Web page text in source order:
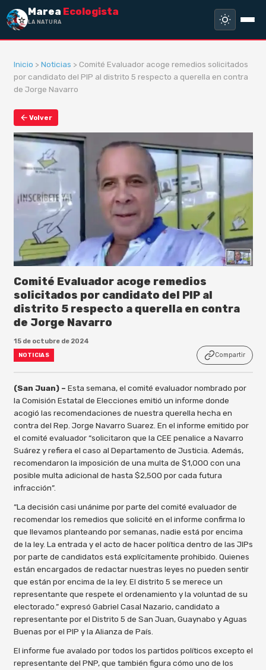
Marea Ecologista
LA NATURALEZA
Inicio > Noticias > Comité Evaluador acoge remedios solicitados
por candidato del PIP al distrito 5 respecto a querella en contra
de Jorge Navarro
Volver
Comité Evaluador acoge remedios
solicitados por candidato del PIP al
distrito 5 respecto a querella en contra
de Jorge Navarro
15 de octubre de 2024
NOTICIAS Compartir
(San Juan) – Esta semana, el comité evaluador nombrado por
la Comisión Estatal de Elecciones emitió un informe donde
acogió las recomendaciones de nuestra querella hecha en
contra del Rep. Jorge Navarro Suarez. En el informe emitido por
el comité evaluador “solicitaron que la CEE penalice a Navarro
Suárez y refiera el caso al Departamento de Justicia. Además,
recomendaron la imposición de una multa de $1,000 con una
posible multa adicional de hasta $2,500 por cada futura
infracción”.
“La decisión casi unánime por parte del comité evaluador de
recomendar los remedios que solicité en el informe confirma lo
que llevamos planteando por semanas, nadie está por encima
de la ley. La entrada y el acto de hacer política dentro de las JIPs
por parte de candidatos está explícitamente prohibido. Quienes
están encargados de redactar nuestras leyes no pueden sentir
que están por encima de la ley. El distrito 5 se merece un
representante que respete el ordenamiento y la voluntad de su
electorado.” expresó Gabriel Casal Nazario, candidato a
representante por el Distrito 5 de San Juan, Guaynabo y Aguas
Buenas por el PIP y la Alianza de País.
El informe fue avalado por todos los partidos políticos excepto el
representante del PNP, que también figura cómo uno de los